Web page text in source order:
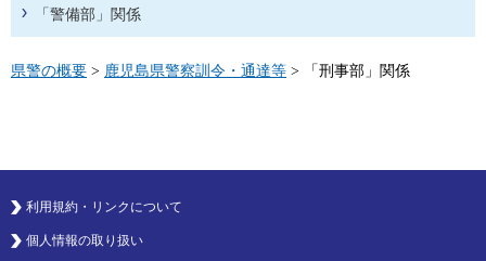
「警備部」関係
県警の概要 > 鹿児島県警察訓令・通達等 > 「刑事部」関係
利用規約・リンクについて
個人情報の取り扱い